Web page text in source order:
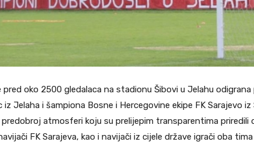
pred oko 2500 gledalaca na stadionu Šibovi u Jelahu
iz Jelaha i šampiona Bosne i Hercegovine ekipe FK Sarajevo iz
atmosferi koju su prelijepim transparentima priredili
FK Sarajeva, kao i navijači iz cijele države igrači oba